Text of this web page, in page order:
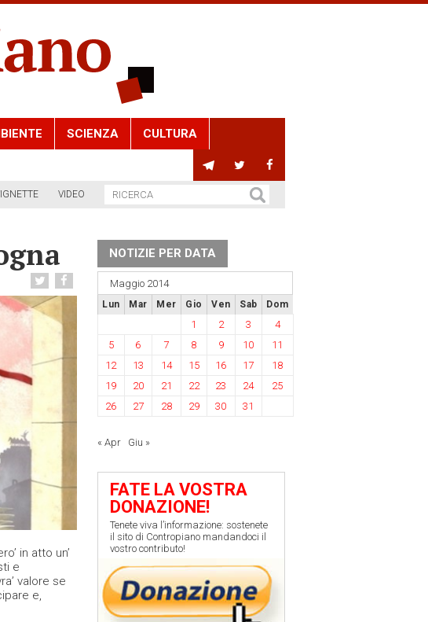
SCIENZA CULTURA
VIDEO
in atto un’
e
valore se
e,
NOTIZIE PER DATA
Maggio 2014
Lun Mar Mer Gio Ven Sab Dom
1 2 3
4
5
6 7 8 9 10
11
12
13 14 15 16 17
18
19
20 21 22 23 24
25
26
27 28 29 30 31
« Apr Giu »
FATE LA VOSTRA
DONAZIONE!
Tenete viva l’informazione: sostenete
il sito di Contropiano mandandoci il
vostro contributo!